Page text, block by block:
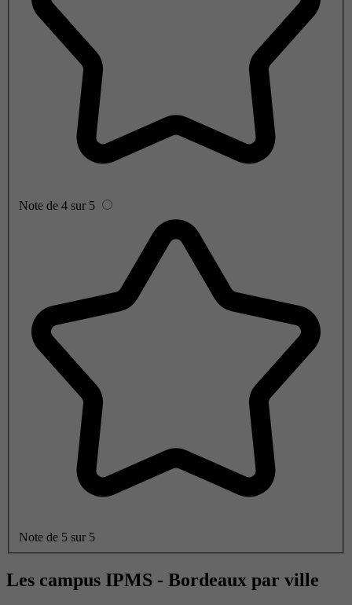
Note de 4 sur 5
Note de 5 sur 5
Les campus IPMS - Bordeaux par ville